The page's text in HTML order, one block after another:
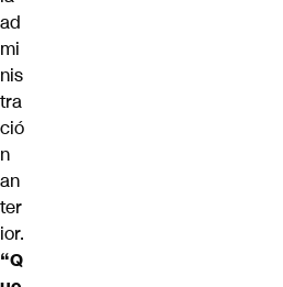
ad
mi
nis
tra
ció
n
an
ter
ior.
“Q